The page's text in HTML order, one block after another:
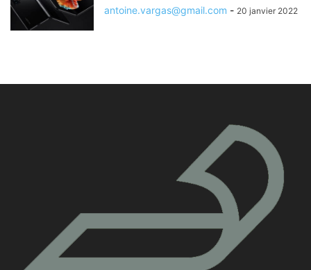
antoine.vargas@gmail.com - 20 janvier 2022